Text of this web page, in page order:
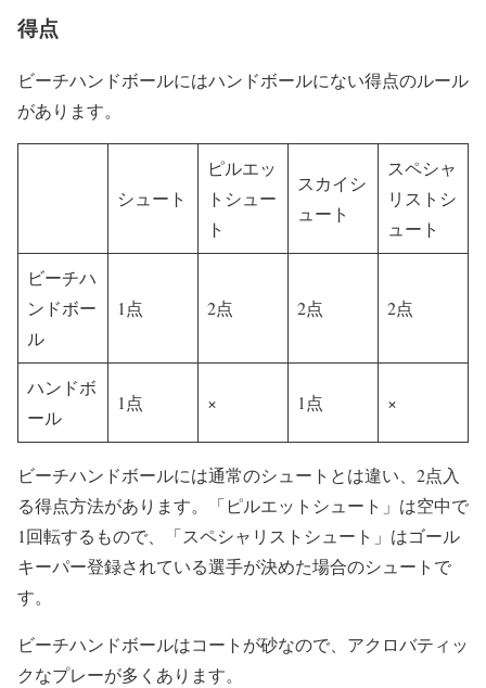
得点
ビーチハンドボールにはハンドボールにない得点のルール
があります。
シュート
ピルエッ
トシュー
ト
スカイシ
ュート
スペシャ
リストシ
ュート
ビーチハ
ンドボー
ル
1点 2点 2点 2点
ハンドボ
ール
1点 × 1点 ×
ビーチハンドボールには通常のシュートとは違い、2点入
る得点方法があります。「ピルエットシュート」は空中で
1回転するもので、「スペシャリストシュート」はゴール
キーパー登録されている選手が決めた場合のシュートで
す。
ビーチハンドボールはコートが砂なので、アクロバティッ
クなプレーが多くあります。